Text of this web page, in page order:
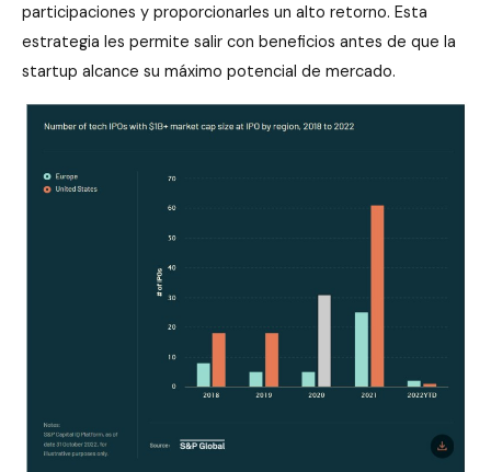
participaciones y proporcionarles un alto retorno. Esta
estrategia les permite salir con beneficios antes de que la
startup alcance su máximo potencial de mercado.